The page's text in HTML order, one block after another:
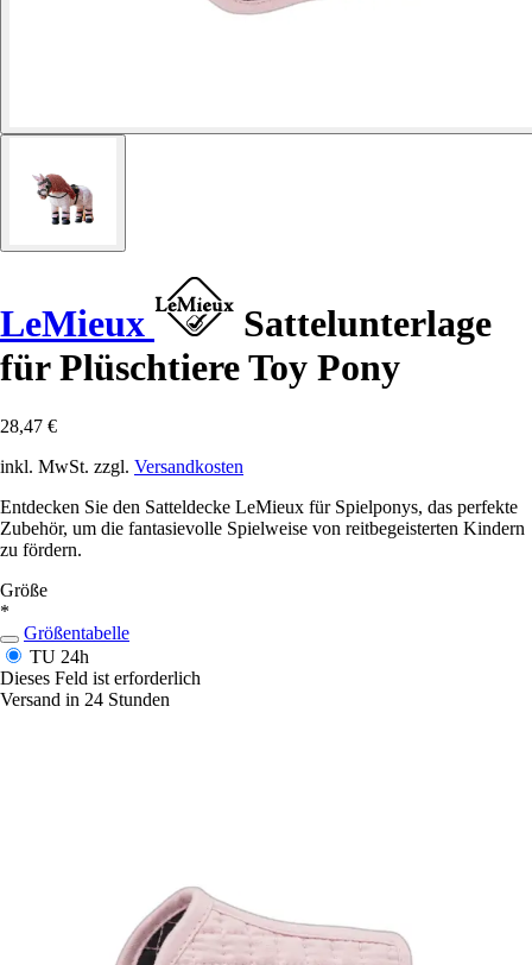
LeMieux
Sattelunterlage
für Plüschtiere Toy Pony
28,47 €
inkl. MwSt. zzgl. Versandkosten
Entdecken Sie den Satteldecke LeMieux für Spielponys, das perfekte
Zubehör, um die fantasievolle Spielweise von reitbegeisterten Kindern
zu fördern.
Größe
*
Größentabelle
TU 24h
Dieses Feld ist erforderlich
Versand in 24 Stunden